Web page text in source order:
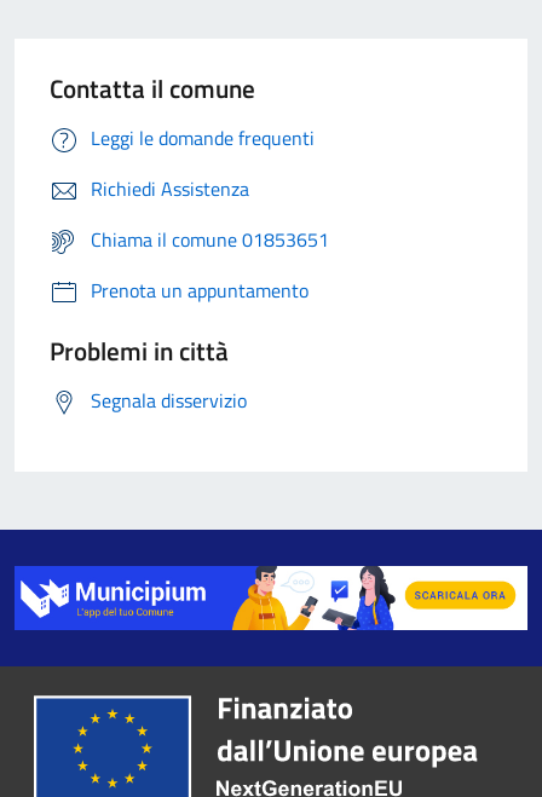
Contatta il comune
Leggi le domande frequenti
Richiedi Assistenza
Chiama il comune 01853651
Prenota un appuntamento
Problemi in città
Segnala disservizio